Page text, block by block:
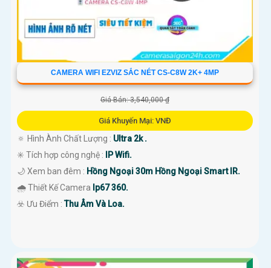
CAMERA WIFI EZVIZ SẮC NÉT CS-C8W 2K+ 4MP
Giá Bán: 3,540,000 ₫
Giá Khuyến Mại: VNĐ
🔅 Hình Ành Chất Lượng : Ultra 2k .
✳️ Tích hợp công nghệ :
IP Wifi.
🌙 Xem ban đêm : Hồng Ngoại 30m Hồng Ngoại Smart IR.
🌧️ Thiết Kế Camera Ip67 360.
️☣️ Ưu Điểm :Thu Âm Và Loa.